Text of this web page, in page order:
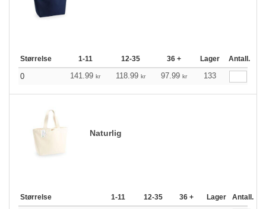
Størrelse 1-11 12-35 36 + Lager Antall.
0 141.99 kr 118.99 kr 97.99 kr 133
Naturlig
Størrelse 1-11 12-35 36 + Lager Antall.